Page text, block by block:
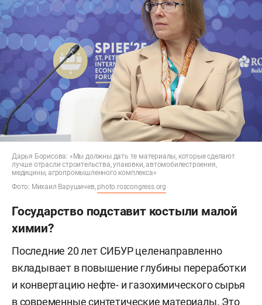
Дарья Борисова: «Мы должны дать те материалы, которые сделают
лучше отрасли строительства, упаковки, автомобилестроения,
медицины, агропромышленного комплекса»
Фото: Михаил Варушичев, photo.roscongress.org
Государство подставит костыли малой
химии?
Последние 20 лет СИБУР целенаправленно
вкладывает в повышение глубины переработки
и конвертацию нефте- и газохимического сырья
в современные синтетические материалы. Это